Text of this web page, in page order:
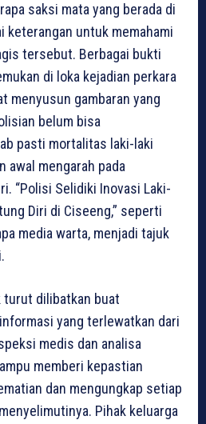
saksi mata yang berada di
keterangan untuk memahami
tersebut. Berbagai bukti
di loka kejadian perkara
menyusun gambaran yang
belum bisa
pasti mortalitas laki-laki
awal mengarah pada
“Polisi Selidiki Inovasi Laki-
Diri di Ciseeng,” seperti
media warta, menjadi tajuk
dilibatkan buat
yang terlewatkan dari
medis dan analisa
memberi kepastian
dan mengungkap setiap
Pihak keluarga